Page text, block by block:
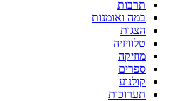
תרבות
במה ואומנות
הצגות
טלוויזיה
מוזיקה
ספרים
קולנוע
תערוכות